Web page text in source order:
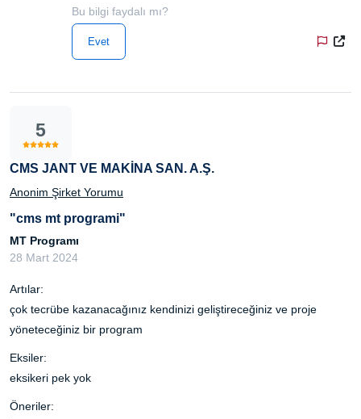
Bu bilgi faydalı mı?
Evet
5
CMS JANT VE MAKİNA SAN. A.Ş.
Anonim Şirket Yorumu
"cms mt programi"
MT Programı
28 Mart 2024
Artılar:
çok tecrübe kazanacağınız kendinizi geliştireceğiniz ve proje
yöneteceğiniz bir program
Eksiler:
eksikeri pek yok
Öneriler: